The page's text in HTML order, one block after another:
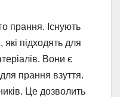
прання. Існують
які підходять для
Вони є
прання взуття.
Це дозволить